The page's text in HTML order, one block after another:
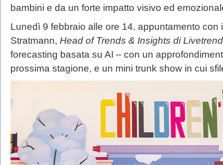
bambini e da un forte impatto visivo ed
Lunedì 9 febbraio alle ore 14, appuntamento con
Stratmann, Head of Trends & Insights di Livetrend
forecasting basata su AI – con un
prossima stagione, e un mini trunk show in cui